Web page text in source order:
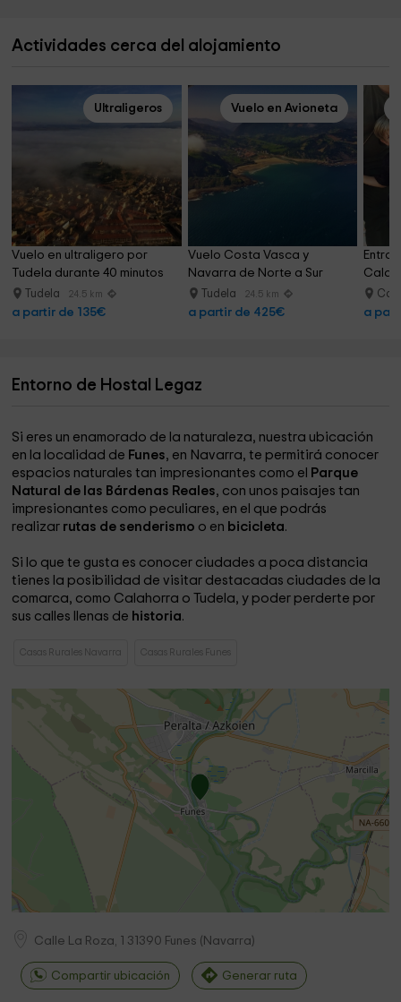
Actividades cerca del alojamiento
Ultraligeros
Vuelo en ultraligero por
Tudela durante 40 minutos
Tudela 24.5 km
a partir de 135€
Vuelo en Avioneta
Vuelo Costa Vasca y
Navarra de Norte a Sur
2h30min
Tudela 24.5 km
a partir de 425€ a
Entorno de Hostal Legaz
Si eres un enamorado de la naturaleza, nuestra ubicación
en la localidad de Funes, en Navarra, te permitirá conocer
espacios naturales tan impresionantes como el
Parque
Natural de las Bárdenas Reales, con unos paisajes tan
impresionantes como peculiares, en el que podrás
realizar rutas de senderismo o en bicicleta.
Si lo que te gusta es conocer ciudades a poca distancia
tienes la posibilidad de visitar destacadas ciudades de la
comarca, como Calahorra o Tudela, y poder perderte por
sus calles llenas de historia.
Casas Rurales Navarra Casas Rurales Funes
Calle La Roza, 1 31390 Funes ( Navarra)
Compartir ubicación Generar ruta